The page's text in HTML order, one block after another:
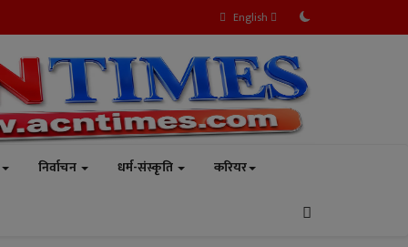
English
निर्वाचन धर्म-संस्कृति करियर